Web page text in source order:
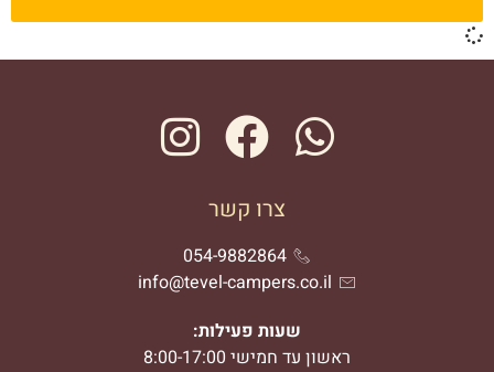
צרו קשר
054-9882864
info@tevel-campers.co.il
שעות פעילות:
ראשון עד חמישי 8:00-17:00